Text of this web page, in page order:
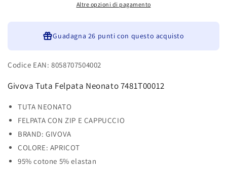
Altre opzioni di pagamento
Guadagna 26 punti con questo acquisto
Codice EAN: 8058707504002
Givova Tuta Felpata Neonato 7481T00012
TUTA NEONATO
FELPATA CON ZIP E CAPPUCCIO
BRAND: GIVOVA
COLORE: APRICOT
95% cotone 5% elastan